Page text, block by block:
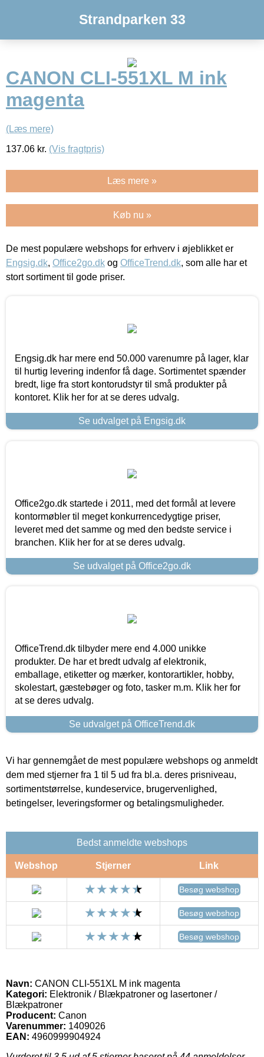
Strandparken 33
CANON CLI-551XL M ink
magenta
(Læs mere)
137.06 kr. (Vis fragtpris)
Læs mere »
Køb nu »
De mest populære webshops for erhverv i øjeblikket er
Engsig.dk, Office2go.dk og OfficeTrend.dk, som alle har et
stort sortiment til gode priser.
Engsig.dk har mere end 50.000 varenumre på lager, klar
til hurtig levering indenfor få dage. Sortimentet spænder
bredt, lige fra stort kontorudstyr til små produkter på
kontoret. Klik her for at se deres udvalg.
Se udvalget på Engsig.dk
Office2go.dk startede i 2011, med det formål at levere
kontormøbler til meget konkurrencedygtige priser,
leveret med det samme og med den bedste service i
branchen. Klik her for at se deres udvalg.
Se udvalget på Office2go.dk
OfficeTrend.dk tilbyder mere end 4.000 unikke
produkter. De har et bredt udvalg af elektronik,
emballage, etiketter og mærker, kontorartikler, hobby,
skolestart, gæstebøger og foto, tasker m.m. Klik her for
at se deres udvalg.
Se udvalget på OfficeTrend.dk
Vi har gennemgået de mest populære webshops og anmeldt
dem med stjerner fra 1 til 5 ud fra bl.a. deres prisniveau,
sortimentstørrelse, kundeservice, brugervenlighed,
betingelser, leveringsformer og betalingsmuligheder.
Bedst anmeldte webshops
Webshop Stjerner Link
Besøg webshop
Besøg webshop
Besøg webshop
Navn: CANON CLI-551XL M ink magenta
Kategori: Elektronik / Blækpatroner og lasertoner /
Blækpatroner
Producent: Canon
Varenummer: 1409026
EAN: 4960999904924